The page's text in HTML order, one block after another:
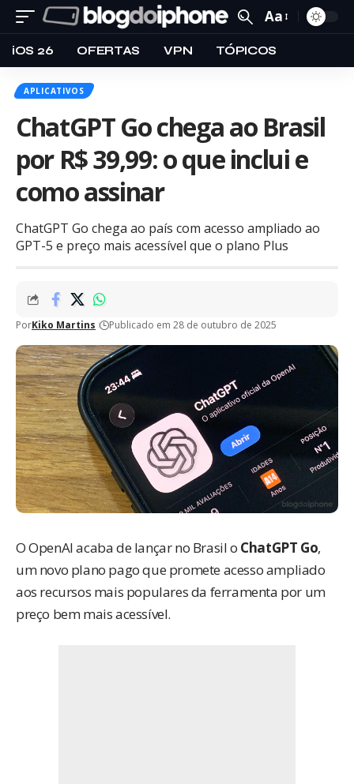
Aa
iOS 26 OFERTAS VPN TÓPICOS
APLICATIVOS
ChatGPT Go chega ao Brasil
por R$ 39,99: o que inclui e
como assinar
ChatGPT Go chega ao país com acesso ampliado ao
GPT-5 e preço mais acessível que o plano Plus
PorKiko Martins Publicado em 28 de outubro de 2025
O OpenAI acaba de lançarno Brasil o ChatGPT Go,
um novo plano pago que promete acesso ampliado
aos recursos mais populares da ferramenta por um
preço bem mais acessível.